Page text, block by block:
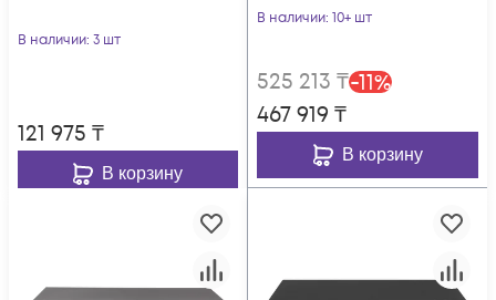
В наличии: 3 шт
121 975 ₸
В корзину
В наличии: 10+ шт
525 213 ₸-11%
467 919 ₸
В корзину